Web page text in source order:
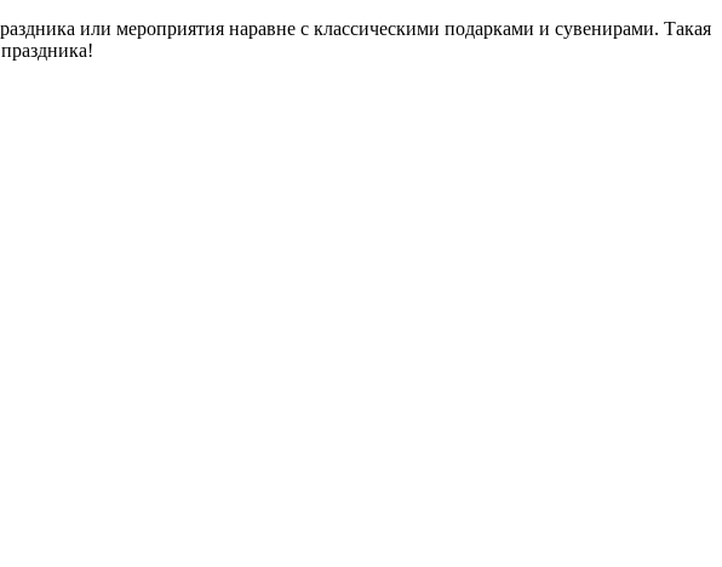
или мероприятия наравне с классическими подарками и сувенирами. Такая